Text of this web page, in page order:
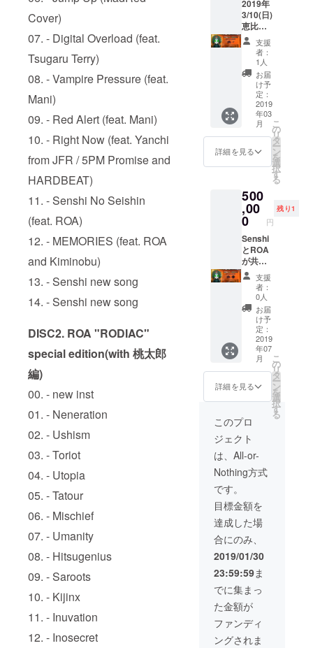
Cover)
07. - Digital Overload (feat.
Tsugaru Terry)
08. - Vampire Pressure (feat.
Mani)
09. - Red Alert (feat. Mani)
10. - Right Now (feat. Yanchi
from JFR / 5PM Promise and
HARDBEAT)
11. - Senshi No Seishin
(feat. ROA)
12. - MEMORIES (feat. ROA
and Kiminobu)
13. - Senshi new song
14. - Senshi new song
DISC2. ROA "RODIAC"
special edition(with 桃太郎
編)
00. - new inst
01. - Neneration
02. - Ushism
03. - Toriot
04. - Utopia
05. - Tatour
06. - Mischief
07. - Umanity
08. - Hitsugenius
09. - Saroots
10. - Kijinx
11. - Inuvation
12. - Inosecret
たの為
だけに
フリー
スタイ
ルラッ
プをし
ます。
2019年
3/10(日)
恵比寿
リキッ
ドルー
ムで
Senshi
と対バ
ンでき
る権
利！ ※
出演順
はこち
らで決
めさせ
て頂き
※演奏・
出演時
間は30
分の予
定で
す。 ※
出演
アー
ティス
ト数に
よって
はリ
ハーサ
ルが出
来ない
場合ご
ざいま
すので
ご了承
くださ
い。 ※
バン
ド、ア
イド
ル、ソ
ロ、ユ
き語
り、ダ
ン
サー、
パ
フォー
マー、
DJ、コ
ピーバ
ンド、
いずれ
も形式
は問い
支援
者：
1人
お届
け予
定：
2019
年03
月
詳細を見る
こ
の
リ
タ
ー
ン
を
選
択
す
る
500
,00
0 円
残り1
Senshi
とROA
が共作
であな
たの為
に一曲
書きま
す！ ※
マスタ
リング
した状
態のも
のをお
渡しさ
せて頂
きま
す。 ※
どのよ
うな曲
にした
いか等
の相談
させて
頂きま
す。
支援
者：
0人
お届
け予
定：
2019
年07
月
詳細を見る
こ
の
リ
タ
ー
ン
を
選
択
す
る
このプロ
ジェクト
は、All-or-
Nothing方式
です。
目標金額を
達成した場
合にのみ、
2019/01/30
23:59:59ま
でに集まっ
た金額が
ファンディ
ングされま